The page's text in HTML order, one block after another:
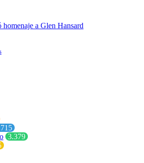
a Glen Hansard
3.379